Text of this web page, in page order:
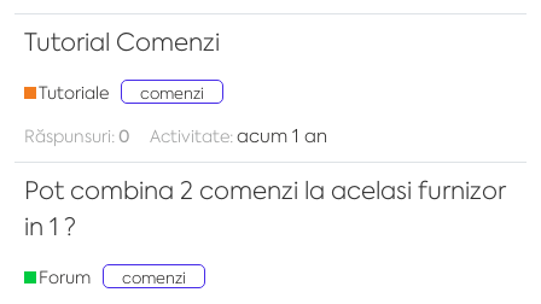
Tutorial Comenzi
Tutoriale comenzi
Răspunsuri:0 Activitate:acum 1 an
Pot combina 2 comenzi la acelasi furnizor
in 1 ?
Forum comenzi